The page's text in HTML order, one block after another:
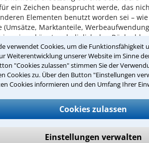
verwendet Cookies, um die Funktionsfähigkeit
Weiterentwicklung unserer Website im Sinne
"Cookies zulassen" stimmen Sie der
Cookies zu. Über den Button "Einstellungen
Cookies informieren und den Umfang Ihrer
Cookies zulassen
Einstellungen verwalten
ein Zeichen beansprucht werde, das
Elementen benutzt worden sei –
Marktanteile,
könnten, lediglich den Rückschluss
Gestaltung durchgesetzt sei.
schaffen.
die eine Verkehrsdurchsetzung
die jahrzehntelange Benutzung der
eigenständige Marktsegment sowie
Zeitpunkt der Markenanmeldung.
Titelseite der NJW nicht kenne.
noch nicht fest, dass sich die Marke
habe.